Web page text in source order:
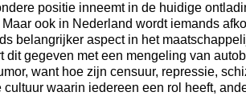
positie inneemt in de huidige
ook in Nederland wordt iemands
belangrijker aspect in het
dit gegeven met een mengeling van
want hoe zijn censuur, repressie,
cultuur waarin iedereen een rol heeft,